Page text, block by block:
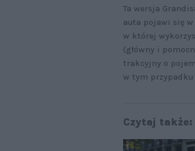
Ta wersja
auta pojawi się w
w której
(główny i
trakcyjny o
w tym przypadku
Czytaj także: